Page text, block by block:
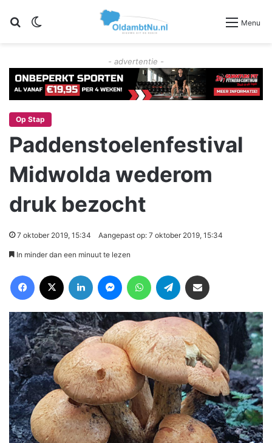
Zoeken Menu
- advertentie -
Op Stap
Paddenstoelenfestival
Midwolda wederom
druk bezocht
7 oktober 2019, 15:34 Aangepast op: 7 oktober 2019, 15:34
In minder dan een minuut te lezen